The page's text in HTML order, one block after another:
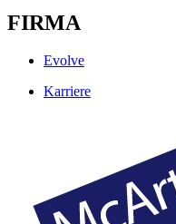
FIRMA
Evolve
Karriere